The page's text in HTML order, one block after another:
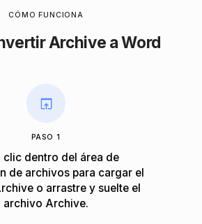
CÓMO FUNCIONA
Archive a Word
PASO 1
clic dentro del área de
de archivos para cargar el
o arrastre y suelte el
archivo Archive.